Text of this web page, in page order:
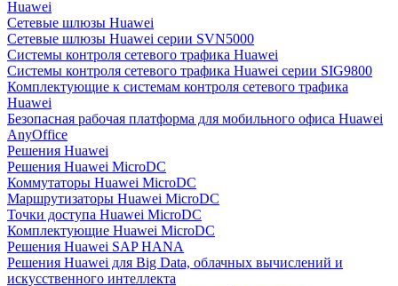
Huawei
Сетевые шлюзы Huawei
Сетевые шлюзы Huawei серии SVN5000
Системы контроля сетевого трафика Huawei
Системы контроля сетевого трафика Huawei серии SIG9800
Комплектующие к системам контроля сетевого трафика
Huawei
Безопасная рабочая платформа для мобильного офиса Huawei
AnyOffice
Решения Huawei
Решения Huawei MicroDC
Коммутаторы Huawei MicroDC
Маршрутизаторы Huawei MicroDC
Точки доступа Huawei MicroDC
Комплектующие Huawei MicroDC
Решения Huawei SAP HANA
Решения Huawei для Big Data, облачных вычислений и
искусственного интеллекта